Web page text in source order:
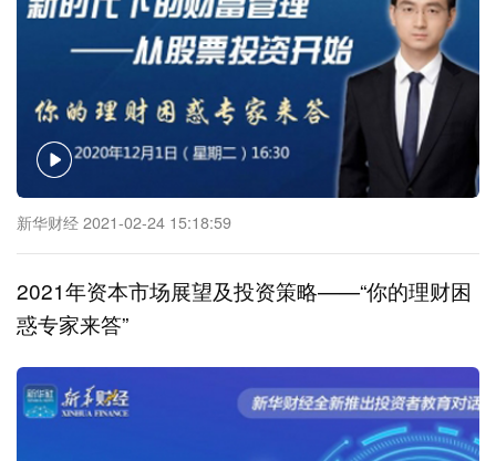
新华财经 2021-02-24 15:18:59
2021年资本市场展望及投资策略——“你的理财困
惑专家来答”